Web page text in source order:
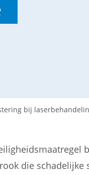
bij
die